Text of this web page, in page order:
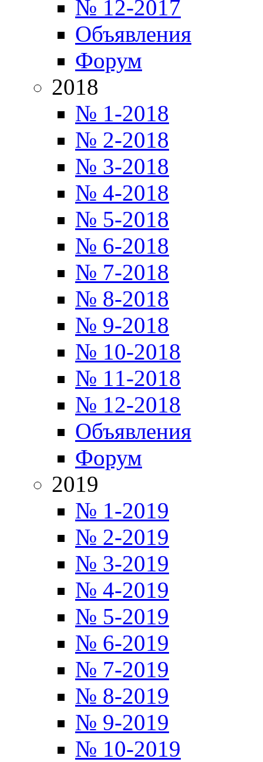
№ 12-2017
Объявления
Форум
2018
№ 1-2018
№ 2-2018
№ 3-2018
№ 4-2018
№ 5-2018
№ 6-2018
№ 7-2018
№ 8-2018
№ 9-2018
№ 10-2018
№ 11-2018
№ 12-2018
Объявления
Форум
2019
№ 1-2019
№ 2-2019
№ 3-2019
№ 4-2019
№ 5-2019
№ 6-2019
№ 7-2019
№ 8-2019
№ 9-2019
№ 10-2019